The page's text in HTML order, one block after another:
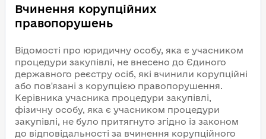
Вчинення корупційних
правопорушень
Відомості про юридичну особу, яка є учасником
процедури закупівлі, не внесено до Єдиного
державного реєстру осіб, які вчинили корупційні
або пов'язані з корупцією правопорушення.
Керівника учасника процедури закупівлі,
фізичну особу, яка є учасником процедури
закупівлі, не було притягнуто згідно із законом
до відповідальності за вчинення корупційного